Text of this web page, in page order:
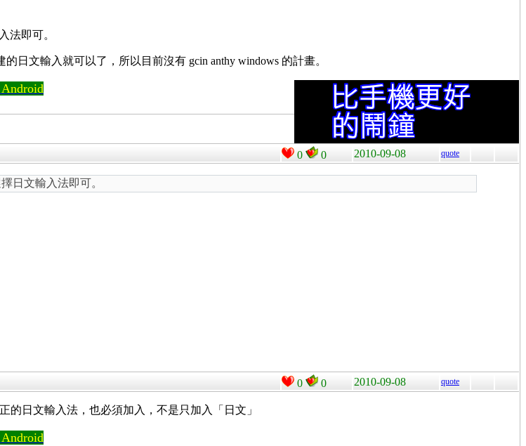
法即可。
日文輸入就可以了，所以目前沒有 gcin anthy windows 的計畫。
0 0 2010-09-08 quote
日文輸入法即可。
0 0 2010-09-08 quote
的日文輸入法，也必須加入，不是只加入「日文」